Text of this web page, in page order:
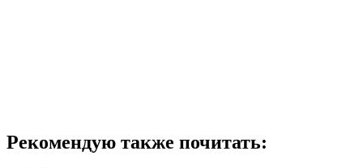
Рекомендую также почитать: